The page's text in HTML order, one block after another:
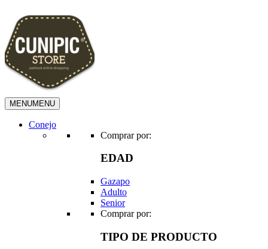
MENUMENU
Conejo
Comprar por:
EDAD
Gazapo
Adulto
Senior
Comprar por:
TIPO DE PRODUCTO